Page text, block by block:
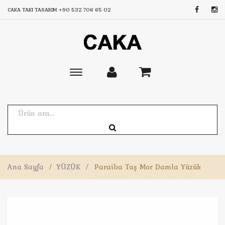
CAKA TAKI TASARIM +90 532 706 65 02
Toggle
Ana Sayfa / YÜZÜK / Paraiba Taş Mor Damla Yüzük